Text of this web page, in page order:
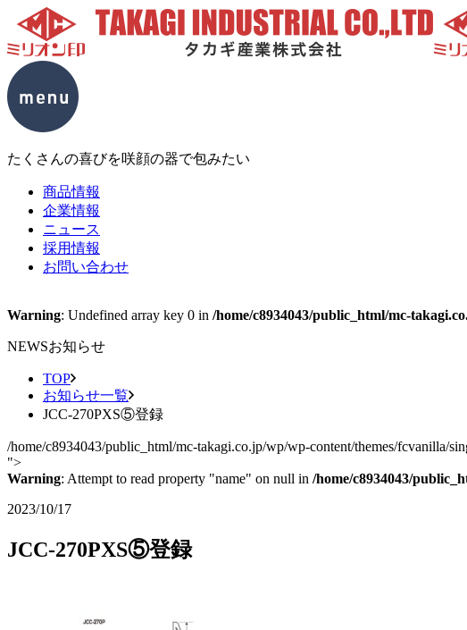
たくさんの喜びを咲顔の器で包みたい
商品情報
企業情報
ニュース
採用情報
お問い合わせ
Warning: Undefined array key 0 in /home/c8934043/public_html/mc-
NEWSお知らせ
TOP
お知らせ一覧
JCC-270PXS⑤登録
/home/c8934043/public_html/mc-takagi.co.jp/wp/wp-content/themes/fcvanilla/
">
Warning: Attempt to read property "name" on null in /home/c8934043/
2023/10/17
JCC-270PXS⑤登録